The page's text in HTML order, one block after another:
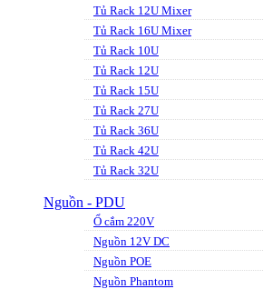
Tủ Rack 12U Mixer
Tủ Rack 16U Mixer
Tủ Rack 10U
Tủ Rack 12U
Tủ Rack 15U
Tủ Rack 27U
Tủ Rack 36U
Tủ Rack 42U
Tủ Rack 32U
Nguồn - PDU
Ổ cắm 220V
Nguồn 12V DC
Nguồn POE
Nguồn Phantom